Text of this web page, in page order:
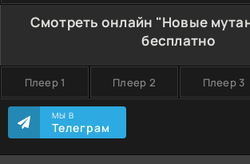
Смотреть онлайн "Новые
бесплатно
Плеер 1 Плеер 2 Плеер 3
МЫ В
Телеграм